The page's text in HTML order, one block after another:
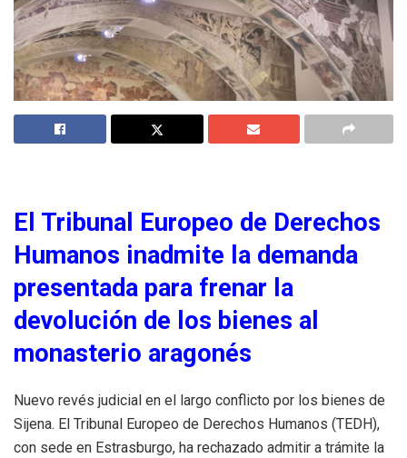
El Tribunal Europeo de Derechos
Humanos inadmite la demanda
presentada para frenar la
devolución de los bienes al
monasterio aragonés
Nuevo revés judicial en el largo conflicto por los bienes de
Sijena. El Tribunal Europeo de Derechos Humanos (TEDH),
con sede en Estrasburgo, ha rechazado admitir a trámite la